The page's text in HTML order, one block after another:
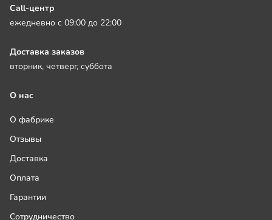
Call-центр
ежедневно с 09:00 до 22:00
Доставка заказов
вторник, четверг, суббота
О нас
О фабрике
Отзывы
Доставка
Оплата
Гарантии
Сотрудничество